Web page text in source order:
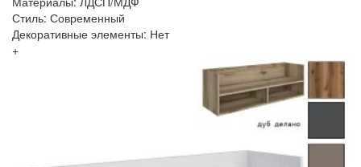
Стиль: Современный
Декоративные элементы: Нет
+